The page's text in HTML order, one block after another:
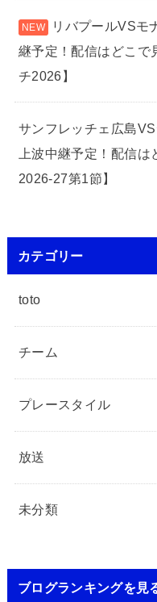
リバプールVSモ
継予定！配信はどこで
チ2026】
サンフレッチェ広島
上波中継予定！配信
2026-27第1節】
カテゴリー
toto
チーム
プレースタイル
放送
未分類
ブログランキングを見